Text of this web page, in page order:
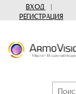
ВХОД
|
РЕГИСТРАЦИЯ